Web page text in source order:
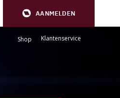
AANMELDEN
Shop Klantenservice